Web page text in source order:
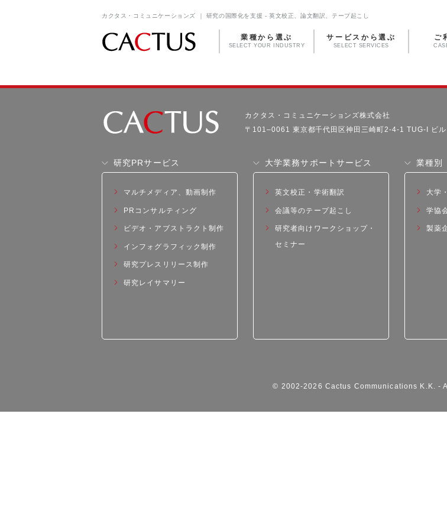
カクタス・コミュニケーションズ ｜ 研究の国際化を支援 - 英文校正、論文翻訳、テープ起こし
業種から選ぶ
SELECT YOUR INDUSTRY
サービスから選ぶ
SELECT SERVICES
ご
カクタス・コミュニケーションズ株式会社
〒101–0061 東京都千代田区神田三崎町2-4-1
研究PRサービス
マルチメディア、動画制作
PRコンサルティング
ビデオ・アブストラクト制作
インフォグラフィック制作
研究プレスリリース制作
研究レイサマリー
大学業務サポートサービス
英文校正・学術翻訳
会議等のテープ起こし
研究者向けワークショップ・
セミナー
業種別
大学
学協
製薬
© 2002-2026 Cactus Communications K.K.-